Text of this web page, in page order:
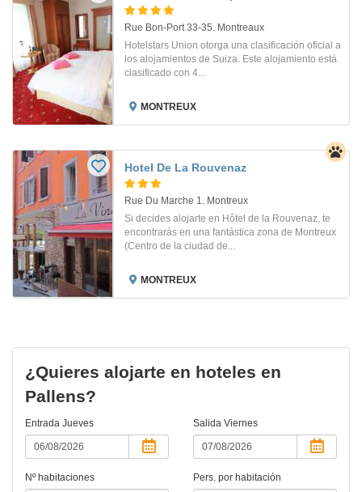
Rue Bon-Port 33-35. Montreaux
Hotelstars Union otorga una clasificación oficial a
los alojamientos de Suiza. Este alojamiento está
clasificado con 4...
MONTREUX
Hotel De La Rouvenaz
Rue Du Marche 1. Montreux
Si decides alojarte en Hôtel de la Rouvenaz, te
encontrarás en una fantástica zona de Montreux
(Centro de la ciudad de...
MONTREUX
¿Quieres alojarte en hoteles en
Pallens?
Entrada Jueves Salida Viernes
Nº habitaciones Pers. por habitación